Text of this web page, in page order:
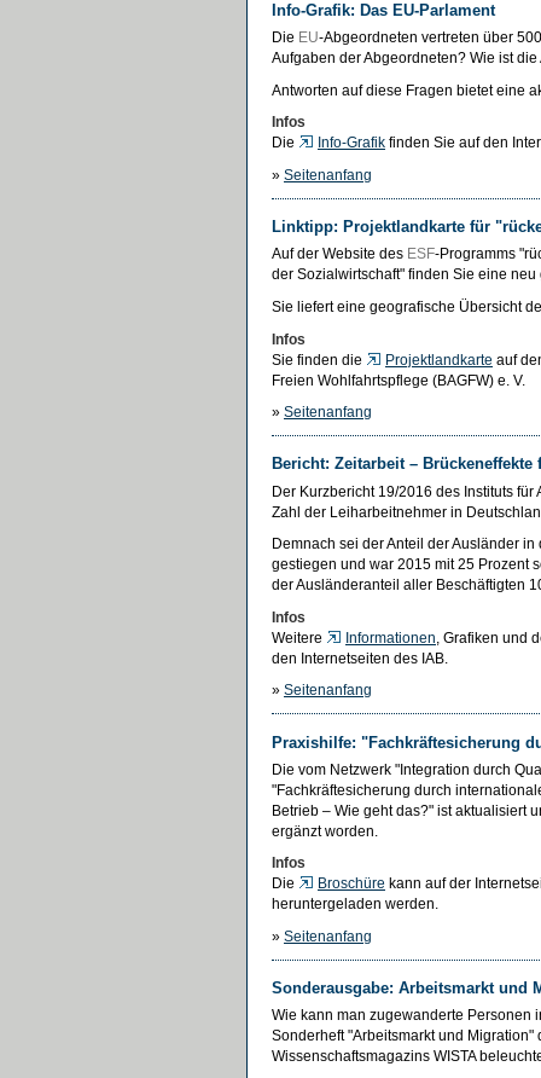
Info-Grafik: Das EU-Parlament
Die EU-Abgeordneten vertreten über
Aufgaben der Abgeordneten? Wie ist
Antworten auf diese Fragen bietet eine
Infos
Die
Info-Grafik finden Sie auf den
» Seitenanfang
Linktipp: Projektlandkarte für
Auf der Website des ESF-Programms
der Sozialwirtschaft" finden Sie eine
Sie liefert eine geografische Übersicht
Infos
Sie finden die
Projektlandkarte auf
Freien Wohlfahrtspflege (BAGFW) e. V.
» Seitenanfang
Bericht: Zeitarbeit – Brückeneffekte
Der Kurzbericht 19/2016 des Instituts
Zahl der Leiharbeitnehmer in
Demnach sei der Anteil der Ausländer
gestiegen und war 2015 mit 25 Prozent
der Ausländeranteil aller Beschäftigten
Infos
Weitere
Informationen , Grafiken und
den Internetseiten des IAB.
» Seitenanfang
Praxishilfe: "Fachkräftesicherung
Die vom Netzwerk "Integration durch
"Fachkräftesicherung durch
Betrieb – Wie geht das?" ist aktualisiert
ergänzt worden.
Infos
Die
Broschüre kann auf der
heruntergeladen werden.
» Seitenanfang
Sonderausgabe: Arbeitsmarkt und
Wie kann man zugewanderte Personen
Sonderheft "Arbeitsmarkt und
Wissenschaftsmagazins WISTA